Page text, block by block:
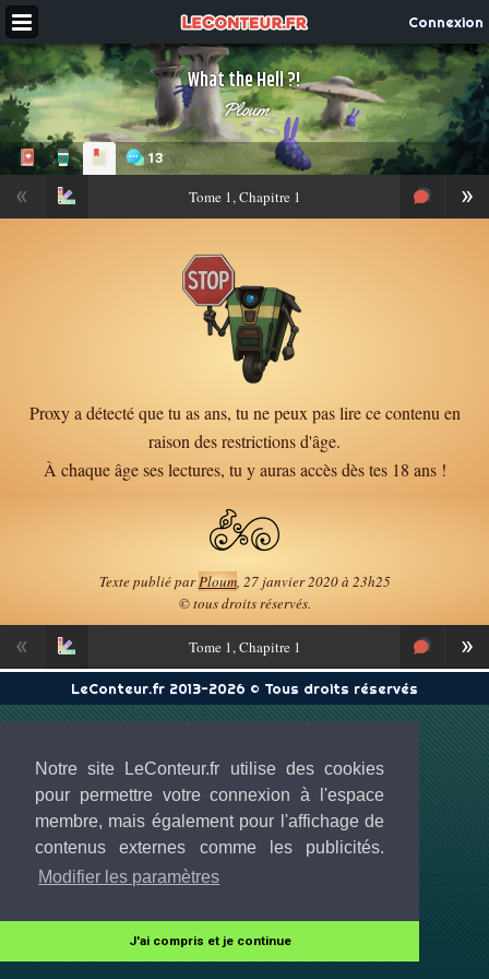
Notre site LeConteur.fr utilise des cookies
pour permettre votre connexion à l'espace
membre, mais également pour l'affichage de
contenus externes comme les publicités.
Modifier les paramètres
J'ai compris et je continue
Connexion
What the Hell ?!
Ploum
13
« »
Tome1, Chapitre 1
Proxy a détecté que tu as ans, tu ne peux pas lire ce contenu en
raison des restrictions d'âge.
À chaque âge ses lectures, tu y auras accès dès tes 18 ans !
Texte publié parPloum, 27 janvier 2020 à 23h25
© tous droits réservés.
« »
Tome1, Chapitre 1
LeConteur.fr 2013-2026 © Tous droits réservés